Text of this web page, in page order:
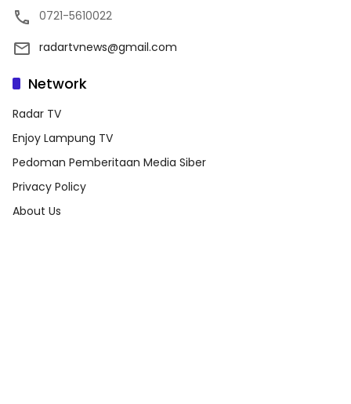
0721-5610022
radartvnews@gmail.com
Network
Radar TV
Enjoy Lampung TV
Pedoman Pemberitaan Media Siber
Privacy Policy
About Us